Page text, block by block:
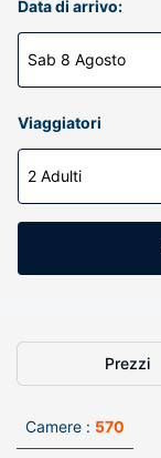
Data di arrivo:
Sab 8 Agosto
Viaggiatori
2 Adulti
Prezzi
Camere : 570